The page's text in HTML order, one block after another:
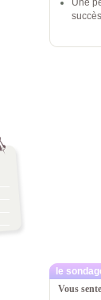
Une
succès
le
Vous